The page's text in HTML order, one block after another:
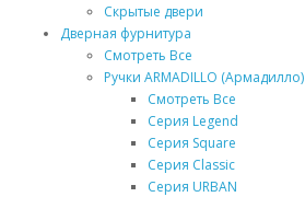
Скрытые двери
Дверная фурнитура
Смотреть Все
Ручки ARMADILLO (Армадилло)
Смотреть Все
Серия Legend
Серия Square
Серия Classic
Серия URBAN